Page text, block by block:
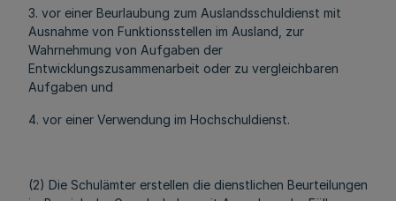
3. vor einer Beurlaubung zum Auslandsschuldienst mit
Ausnahme von Funktionsstellen im Ausland, zur
Wahrnehmung von Aufgaben der
Entwicklungszusammenarbeit oder zu vergleichbaren
Aufgaben und
4. vor einer Verwendung im Hochschuldienst.
(2) Die Schulämter erstellen die dienstlichen Beurteilungen